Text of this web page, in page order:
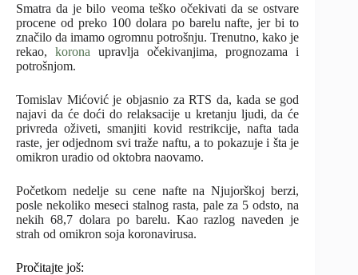
Smatra da je bilo veoma teško očekivati da se ostvare
procene od preko 100 dolara po barelu nafte, jer bi to
značilo da imamo ogromnu potrošnju. Trenutno, kako je
rekao,korona upravlja očekivanjima, prognozama i
potrošnjom.
Tomislav Mićović je objasnio za RTS da, kada se god
najavi da će doći do relaksacije u kretanju ljudi, da će
privreda oživeti, smanjiti kovid restrikcije, nafta tada
raste, jer odjednom svi traže naftu, a to pokazuje i šta je
omikron uradio od oktobra naovamo.
Početkom nedelje su cene nafte na Njujorškoj berzi,
posle nekoliko meseci stalnog rasta, pale za 5 odsto, na
nekih 68,7 dolara po barelu. Kao razlog naveden je
strah od omikron soja koronavirusa.
Pročitajte još: